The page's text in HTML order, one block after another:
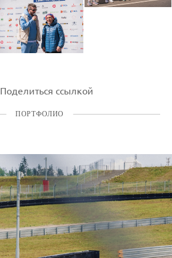
Поделиться ссылкой
ПОРТФОЛИО